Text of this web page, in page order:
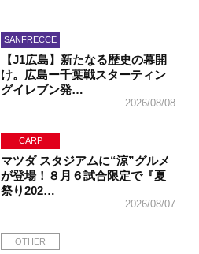
SANFRECCE
【J1広島】新たなる歴史の幕開
け。広島ー千葉戦スターティン
グイレブン発…
2026/08/08
CARP
マツダ スタジアムに“涼”グルメ
が登場！８月６試合限定で『夏
祭り202…
2026/08/07
OTHER